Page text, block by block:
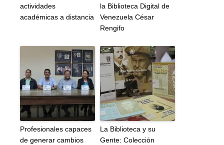
actividades
académicas a distancia
la Biblioteca Digital de
Venezuela César
Rengifo
Profesionales capaces
de generar cambios
La Biblioteca y su
Gente: Colección